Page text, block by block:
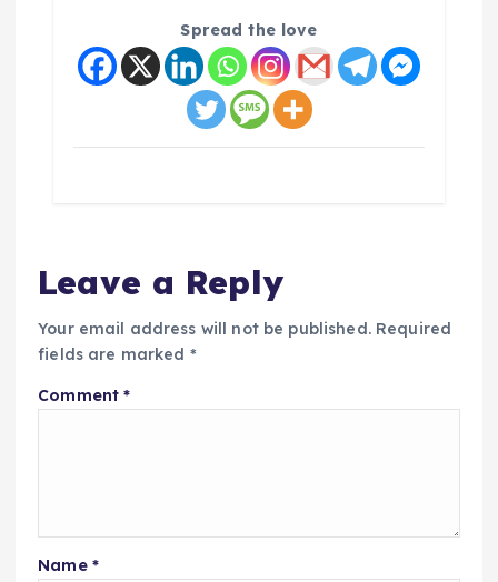
Spread the love
Leave a Reply
Your email address will not be published. Required
fields are marked *
Comment*
Name *